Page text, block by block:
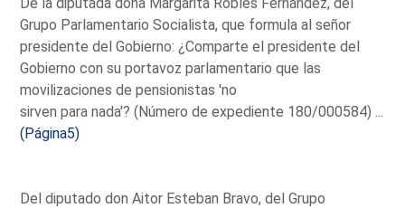
Grupo Parlamentario Socialista, que formula al señor
presidente del Gobierno: ¿Comparte el presidente del
Gobierno con su portavoz parlamentario que las
movilizaciones de pensionistas 'no
sirven para nada'? (Número de expediente 180/000584) ...
(Página5)
Del diputado don Aitor Esteban Bravo, del Grupo